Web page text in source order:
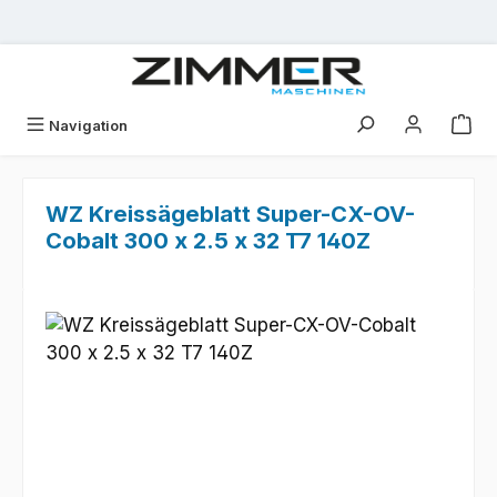
Navigation
WZ Kreissägeblatt Super-CX-OV-
Cobalt 300 x 2.5 x 32 T7 140Z
Bildergalerie überspringen